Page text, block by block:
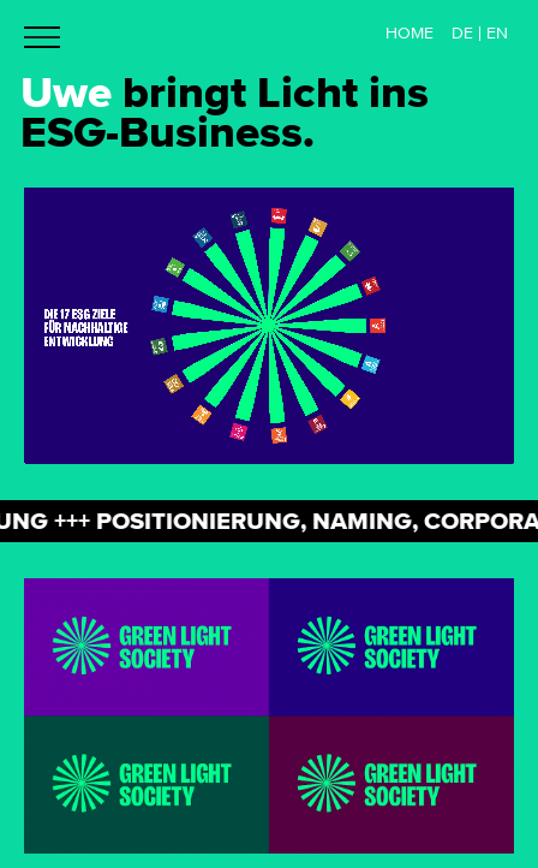
toggle
HOME DE EN
Uwe bringt Licht ins
ESG-Business.
POSITIONIERUNG, NAMING,